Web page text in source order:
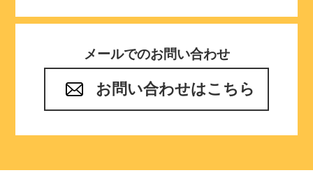
メールでのお問い合わせ
お問い合わせはこちら